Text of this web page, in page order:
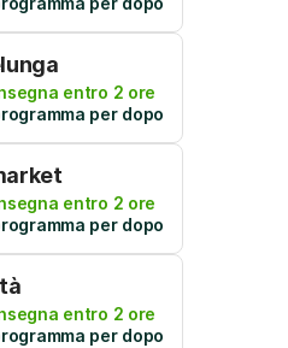
entro 2 ore
per dopo
entro 2 ore
per dopo
entro 2 ore
per dopo